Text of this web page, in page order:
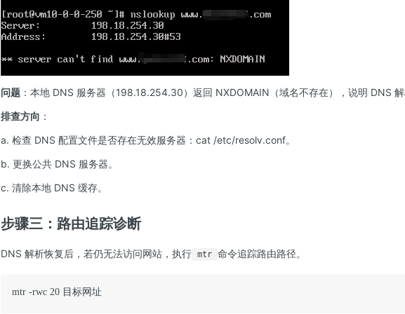
问题 ：本地 DNS 服务器（198.18.254.30）返回 NXDOMAIN（域名不存在），说明 DNS
排查方向 ：
a. 检查 DNS 配置文件是否存在无效服务器：cat /etc/resolv.conf。
b. 更换公共 DNS 服务器。
c. 清除本地 DNS 缓存。
步骤三：路由追踪诊断
DNS 解析恢复后，若仍无法访问网站，执行 mtr 命令追踪路由路径。
mtr -rwc 20 目标网址